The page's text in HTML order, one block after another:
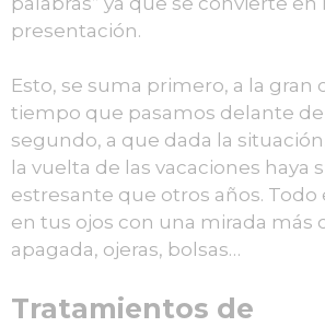
presentación.
Esto, se suma primero, a la gran
tiempo que pasamos delante
segundo, a que dada la
la vuelta de las vacaciones haya
estresante que otros años. Todo
en tus ojos con una mirada más
apagada, ojeras, bolsas…
Tratamientos de